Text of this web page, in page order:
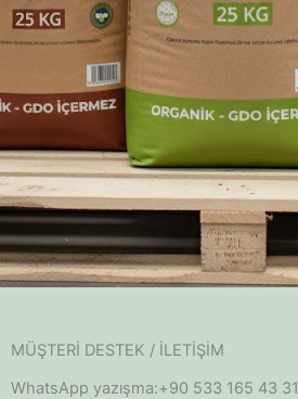
MÜŞTERİ DESTEK / İLETİŞİM
WhatsApp yazışma:+90 533 165 43 31